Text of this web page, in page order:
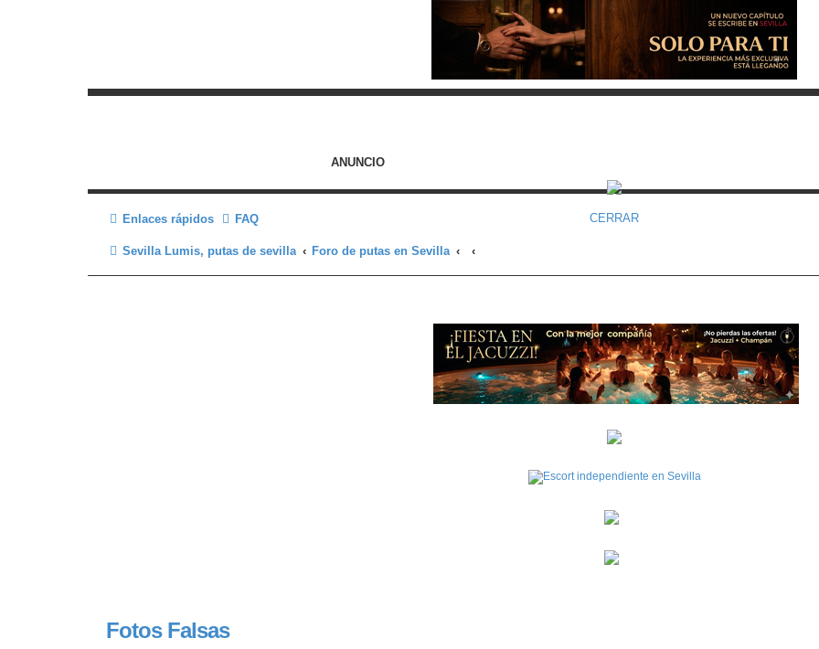
Enlaces rápidos FAQ
Sevilla Lumis, putas de sevilla Foro de putas en Sevilla
Fotos Falsas
ANUNCIO
CERRAR